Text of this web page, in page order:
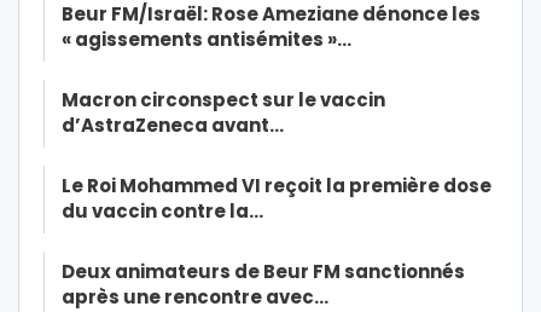
Beur FM/Israël: Rose Ameziane dénonce les
« agissements antisémites »…
Macron circonspect sur le vaccin
d’AstraZeneca avant…
Le Roi Mohammed VI reçoit la première dose
du vaccin contre la…
Deux animateurs de Beur FM sanctionnés
après une rencontre avec…